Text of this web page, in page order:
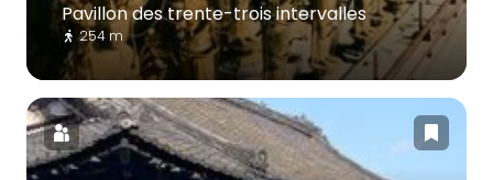
Pavillon des trente-trois intervalles
254 m